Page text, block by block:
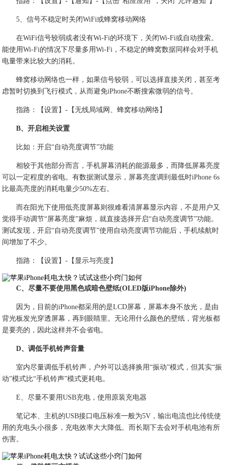
5、信号不稳定时关闭WiFi或蜂窝移动网络
在WiFi信号较弱或者没有Wi-Fi的环境下，关闭Wi-Fi或自动搜索。
能使用Wi-Fi的情况下尽量多用Wi-Fi，不稳定的蜂窝数据同样会对手机
电量带来比较大的消耗。
蜂窝移动网络也一样，如果信号较弱，可以选择直接关闭，甚至考
虑暂时切换到飞行模式，从而避免iPhone不断搜索微弱的信号。
指路：【设置】-【无线局域网、蜂窝移动网络】
B、开启相关设置
比如：开启“自动亮度调节”功能
相较于其他部分而言，手机屏幕消耗的能源最多，而降低屏幕亮度
可以一定程度的省电。有数据测试显示，屏幕亮度调到最低时iPhone 6s
比最高亮度的消耗电量少50%左右。
而在阳光下使用低亮度屏幕则很难看清屏幕显示内容，不是用户又
觉得手动调节“屏幕亮度”麻烦，就直接选择开启“自动亮度调节”功能。
测试发现，开启“自动亮度调节”使用自动亮度调节功能后，手机续航时
间增加了不少。
指路：【设置】-【显示与亮度】
C、尽量不要使用黑色或暗色壁纸(OLED版iPhone除外)
因为，目前的iPhone都采用的是LCD屏幕，屏幕本身不放光，是由
背光板发光穿透屏幕，再到眼睛里。无论用什么颜色的壁纸，背光板都
是要亮的，因此这样并不会省电。
D、调低手机铃声音量
室内尽量调低手机铃声，户外可以选择换用“振动”模式，但其实“振
动”模式比“手机铃声”模式更耗电。
E、尽量不要用USB充电，使用原装充电器
笔记本、主机的USB接口电压标准一般为5V，输出电流也比传统使
用的充电头小很多，充电效率大大降低。而长期下去会对手机电池有所
伤害。